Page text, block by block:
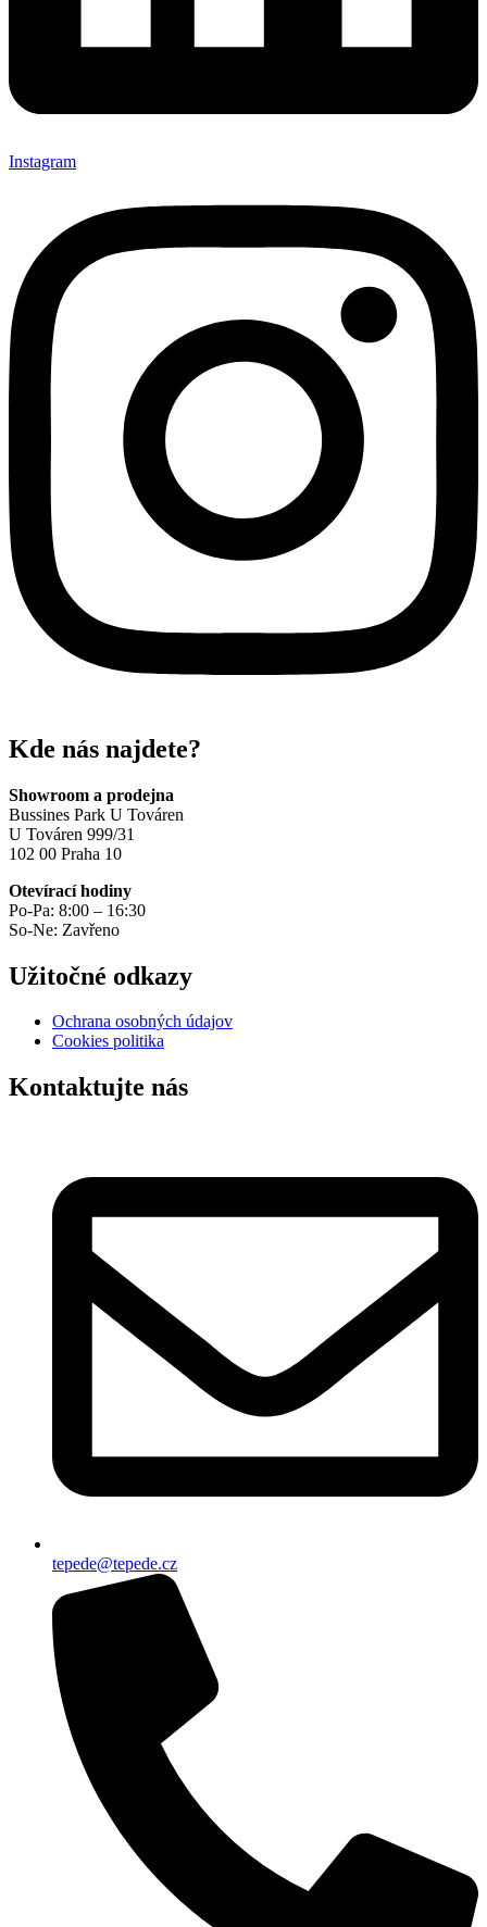
Instagram
Kde nás najdete?
Showroom a prodejna
Bussines Park U Továren
U Továren 999/31
102 00 Praha 10
Otevírací hodiny
Po-Pa: 8:00 – 16:30
So-Ne: Zavřeno
Užitočné odkazy
Ochrana osobných údajov
Cookies politika
Kontaktujte nás
tepede@tepede.cz